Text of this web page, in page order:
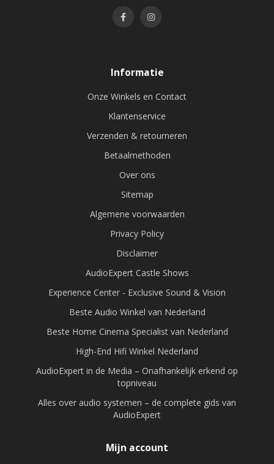
Informatie
Onze Winkels en Contact
Klantenservice
Verzenden & retourneren
Betaalmethoden
Over ons
Sitemap
Algemene voorwaarden
Privacy Policy
Disclaimer
AudioExpert Castle Shows
Experience Center - Exclusive Sound & Vision
Beste Audio Winkel van Nederland
Beste Home Cinema Specialist van Nederland
High-End Hifi Winkel Nederland
AudioExpert in de Media – Onafhankelijk erkend op
topniveau
Alles over audio systemen – de complete gids van
AudioExpert
Mijn account